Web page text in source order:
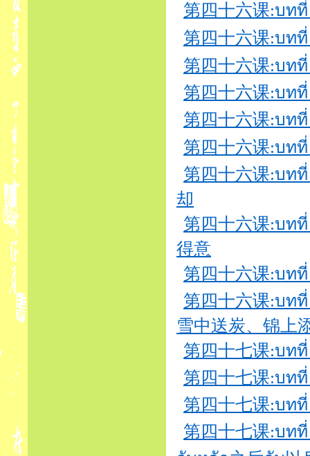
第四十六课:บท
第四十六课:บท
第四十六课:บท
第四十六课:บท
第四十六课:บท
第四十六课:บท
第四十六课:บท
却
第四十六课:บท
得意
第四十六课:บท
第四十六课:บท
雪中送炭、锦上
第四十七课:บท
第四十七课:บท
第四十七课:บท
第四十七课:บท